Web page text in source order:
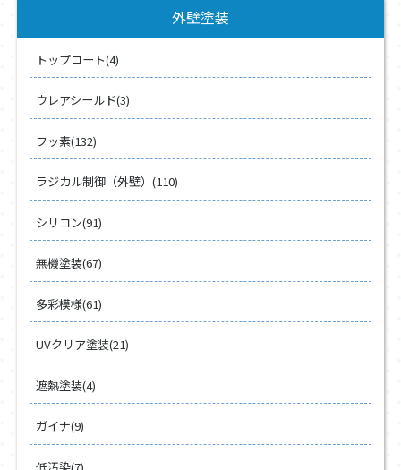
外壁塗装
トップコート(4)
ウレアシールド(3)
フッ素(132)
ラジカル制御（外壁）(110)
シリコン(91)
無機塗装(67)
多彩模様(61)
UVクリア塗装(21)
遮熱塗装(4)
ガイナ(9)